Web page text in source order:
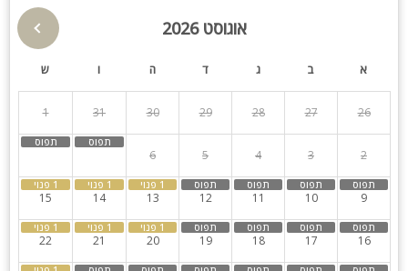
חצר מטופחת עם בריכת שחייה מחוממת ומקורה, מיטות שיזוף, מגוון
מערכות ישיבה, ערסל ומיטת חוץ מפנקת. עוד בחצר הוילה - שולחן
סנוקר מקצועי, ריהוט גן מעוצב, מנגל ותאורה צבעונית.
קהל יעד:
מתאים לציבור הדתי.
הוט טאב
ספא
קבוצות גדולות חדרי שינה
אוגוסט 2026
א ב ג ד ה ו ש
26
27
28
29
30
31
1
2
3
4
5
6
9
10
11
12
13
14
15
16
17
18
19
20
21
22